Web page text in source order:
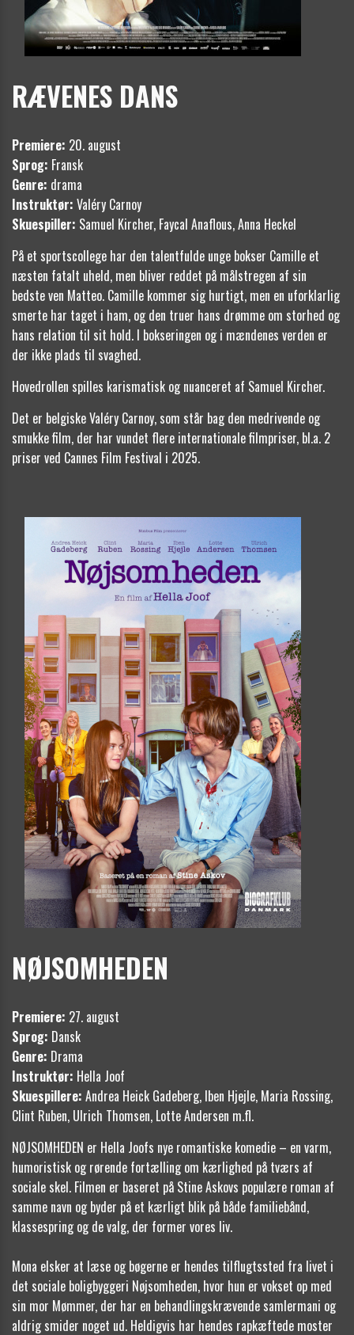
RÆVENES DANS
Premiere: 20. august
Sprog: Fransk
Genre: drama
Instruktør: Valéry Carnoy
Skuespiller: Samuel Kircher, Faycal Anaflous, Anna Heckel
På et sportscollege har den talentfulde unge bokser Camille et
næsten fatalt uheld, men bliver reddet på målstregen af sin
bedste ven Matteo. Camille kommer sig hurtigt, men en uforklarlig
smerte har taget i ham, og den truer hans drømme om storhed og
hans relation til sit hold. I bokseringen og i mændenes verden er
der ikke plads til svaghed.
Hovedrollen spilles karismatisk og nuanceret af Samuel Kircher.
Det er belgiske Valéry Carnoy, som står bag den medrivende og
smukke film, der har vundet flere internationale filmpriser, bl.a. 2
priser ved Cannes Film Festival i 2025.
NØJSOMHEDEN
Premiere: 27. august
Sprog: Dansk
Genre: Drama
Instruktør: Hella Joof
Skuespillere: Andrea Heick Gadeberg, Iben Hjejle, Maria Rossing,
Clint Ruben, Ulrich Thomsen, Lotte Andersen m.fl.
NØJSOMHEDEN er Hella Joofs nye romantiske komedie – en varm,
humoristisk og rørende fortælling om kærlighed på tværs af
sociale skel. Filmen er baseret på Stine Askovs populære roman af
samme navn og byder på et kærligt blik på både familiebånd,
klassespring og de valg, der former vores liv.
Mona elsker at læse og bøgerne er hendes tilflugtssted fra livet i
det sociale boligbyggeri Nøjsomheden, hvor hun er vokset op med
sin mor Mømmer, der har en behandlingskrævende samlermani og
aldrig smider noget ud. Heldigvis har hendes rapkæftede moster